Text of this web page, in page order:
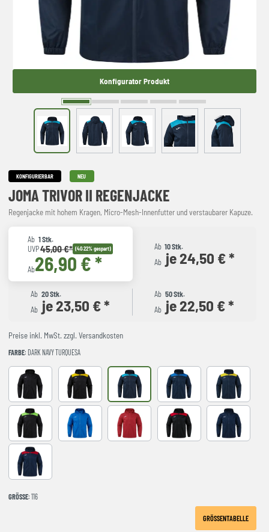
Konfigurator Produkt
KONFIGURIERBAR NEU
JOMA TRIVOR II REGENJACKE
Regenjacke mit hohem Kragen, Micro-Mesh-Innenfutter und verstaubarer Kapuze.
Ab 1 Stk.
UVP45,00 €* (40.22% gespart)
Ab26,90 € *
Ab 10 Stk.
Ab je 24,50 € *
Ab 20 Stk.
Ab je 23,50 € *
Ab 50 Stk.
Ab je 22,50 € *
Preise inkl. MwSt. zzgl. Versandkosten
FARBE: DARK NAVY TURQUESA
BLACK BLACK-YELLOW DARK NAVY TURQUESANAVY-ROYAL NAVY-
NEGRO-VERDE FLUOR
ROYAL red BLACK-RED NAVY
NAVY-RED
GRÖSSE : 116
GRÖSSENTABELLE